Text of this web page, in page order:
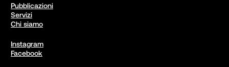
Pubblicazioni
Servizi
Chi siamo
Instagram
Facebook